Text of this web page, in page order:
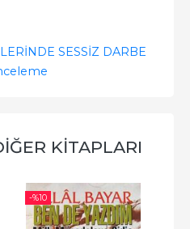
SESSİZ DARBE
KITAPLARI
-%10